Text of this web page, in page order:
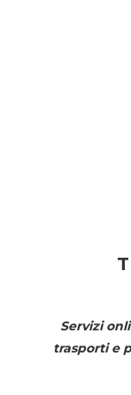
Servizi
trasporti e